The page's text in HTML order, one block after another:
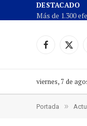
DESTACADO
Facebook
X
viernes, 7 de
Portada »